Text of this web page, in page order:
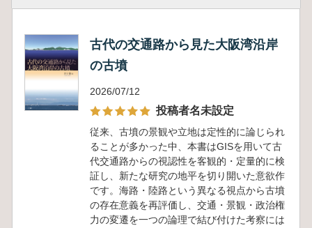
古代の交通路から見た大阪湾沿岸
の古墳
2026/07/12
投稿者名未設定
従来、古墳の景観や立地は定性的に論じられ
ることが多かった中、本書はGISを用いて古
代交通路からの視認性を客観的・定量的に検
証し、新たな研究の地平を切り開いた意欲作
です。海路・陸路という異なる視点から古墳
の存在意義を再評価し、交通・景観・政治権
力の変遷を一つの論理で結び付けた考察には